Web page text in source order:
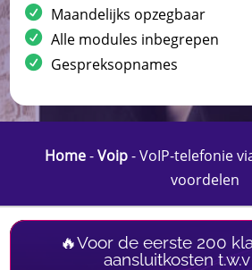
Maandelijks opzegbaar
Alle modules inbegrepen
Gespreksopnames
Home-Voip-VoIP-telefonie
voordelen
🔥Voor de eerste 200
aansluitkosten